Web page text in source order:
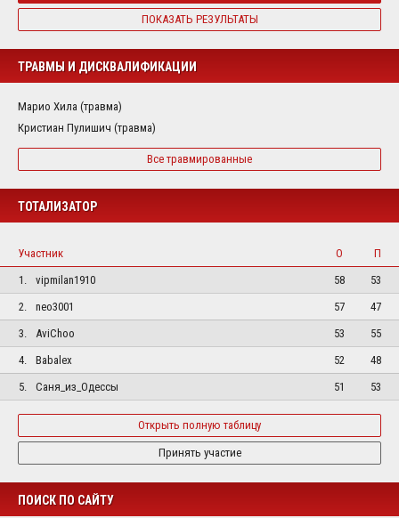
ПОКАЗАТЬ РЕЗУЛЬТАТЫ
ТРАВМЫ И ДИСКВАЛИФИКАЦИИ
Марио Хила (травма)
Кристиан Пулишич (травма)
Все травмированные
ТОТАЛИЗАТОР
Участник О
П
1.
vipmilan1910 58
53
2.
neo3001 57
47
3.
AviChoo 53
55
4.
Babalex 52
48
5.
Саня_из_Одессы 51 53
Открыть полную таблицу
Принять участие
ПОИСК ПО САЙТУ